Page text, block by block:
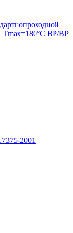
Tmax=180°C ВР/ВР
2001